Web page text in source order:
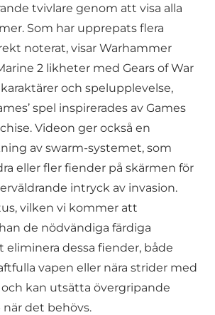
tvivlare genom att visa alla
Som har upprepats flera
noterat, visar Warhammer
2 likheter med Gears of War
och spelupplevelse,
spel inspirerades av Games
Videon ger också en
av swarm-systemet, som
eller fler fiender på skärmen för
intryck av invasion.
vilken vi kommer att
de nödvändiga färdiga
dessa fiender, både
vapen eller nära strider med
kan utsätta övergripande
det behövs.